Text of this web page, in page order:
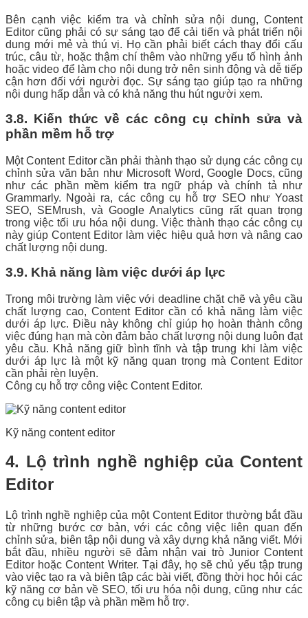
Bên cạnh việc kiểm tra và chỉnh sửa nội dung, Content
Editor cũng phải có sự sáng tạo để cải tiến và phát triển nội
dung mới mẻ và thú vị. Họ cần phải biết cách thay đổi cấu
trúc, câu từ, hoặc thậm chí thêm vào những yếu tố hình ảnh
hoặc video để làm cho nội dung trở nên sinh động và dễ tiếp
cận hơn đối với người đọc. Sự sáng tạo giúp tạo ra những
nội dung hấp dẫn và có khả năng thu hút người xem.
3.8. Kiến thức về các công cụ chỉnh sửa và
phần mềm hỗ trợ
Một Content Editor cần phải thành thạo sử dụng các công cụ
chỉnh sửa văn bản như Microsoft Word, Google Docs, cũng
như các phần mềm kiểm tra ngữ pháp và chính tả như
Grammarly. Ngoài ra, các công cụ hỗ trợ SEO như Yoast
SEO, SEMrush, và Google Analytics cũng rất quan trọng
trong việc tối ưu hóa nội dung. Việc thành thạo các công cụ
này giúp Content Editor làm việc hiệu quả hơn và nâng cao
chất lượng nội dung.
3.9. Khả năng làm việc dưới áp lực
Trong môi trường làm việc với deadline chặt chẽ và yêu cầu
chất lượng cao, Content Editor cần có khả năng làm việc
dưới áp lực. Điều này không chỉ giúp họ hoàn thành công
việc đúng hạn mà còn đảm bảo chất lượng nội dung luôn đạt
yêu cầu. Khả năng giữ bình tĩnh và tập trung khi làm việc
dưới áp lực là một kỹ năng quan trọng mà Content Editor
cần phải rèn luyện.
Công cụ hỗ trợ công việc Content Editor.
Kỹ năng content editor
4. Lộ trình nghề nghiệp của Content
Editor
Lộ trình nghề nghiệp của một Content Editor thường bắt đầu
từ những bước cơ bản, với các công việc liên quan đến
chỉnh sửa, biên tập nội dung và xây dựng khả năng viết. Mới
bắt đầu, nhiều người sẽ đảm nhận vai trò Junior Content
Editor hoặc Content Writer. Tại đây, họ sẽ chủ yếu tập trung
vào việc tạo ra và biên tập các bài viết, đồng thời học hỏi các
kỹ năng cơ bản về SEO, tối ưu hóa nội dung, cũng như các
công cụ biên tập và phần mềm hỗ trợ.